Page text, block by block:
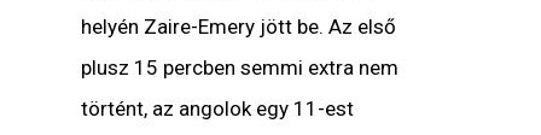
helyén Zaire-Emery jött be. Az első
plusz 15 percben semmi extra nem
történt, az angolok egy 11-est